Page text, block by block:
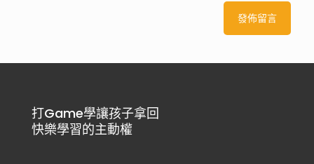
打Game學讓孩子拿回
快樂學習的主動權